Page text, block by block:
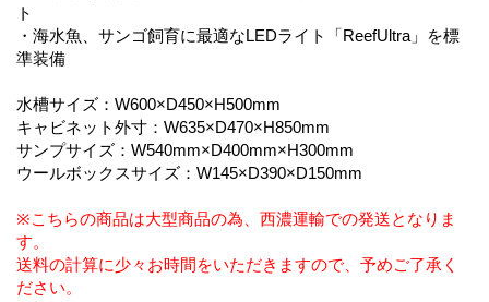
ト
・海水魚、サンゴ飼育に最適なLEDライト「ReefUltra」を標
準装備
水槽サイズ：W600×D450×H500mm
キャビネット外寸：W635×D470×H850mm
サンプサイズ：W540mm×D400mm×H300mm
ウールボックスサイズ：W145×D390×D150mm
※こちらの商品は大型商品の為、西濃運輸での発送となりま
す。
送料の計算に少々お時間をいただきますので、予めご了承く
ださい。